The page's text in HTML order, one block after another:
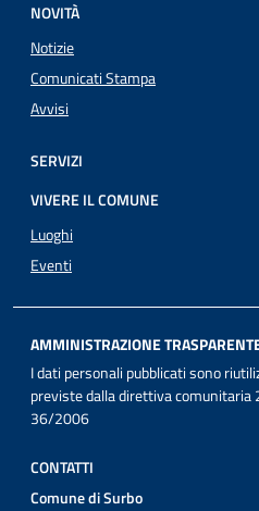
NOVITÀ
Notizie
Comunicati Stampa
Avvisi
SERVIZI
VIVERE IL COMUNE
Luoghi
Eventi
AMMINISTRAZIONE
I dati personali pubblicati sono
previste dalla direttiva comunitaria
36/2006
CONTATTI
Comune di Surbo